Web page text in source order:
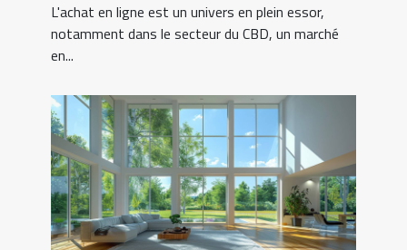
L'achat en ligne est un univers en plein essor,
notamment dans le secteur du CBD, un marché
en...